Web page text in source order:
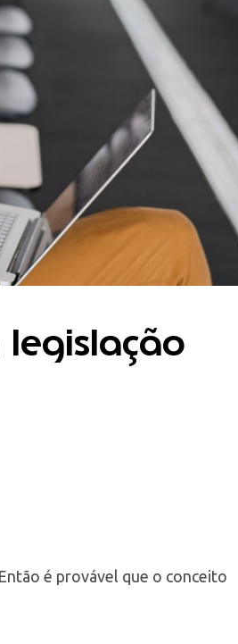
é provável que o conceito